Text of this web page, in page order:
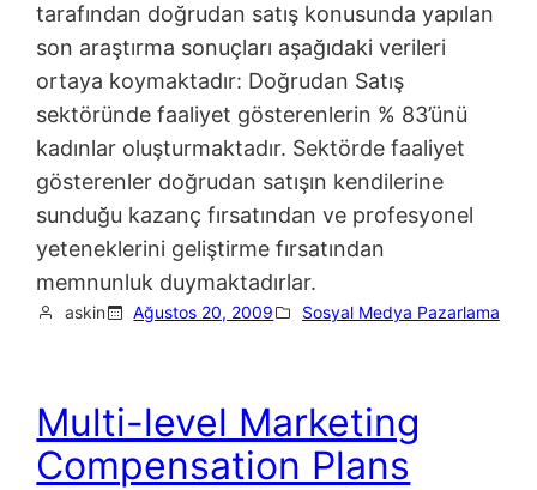
tarafından doğrudan satış konusunda yapılan
son araştırma sonuçları aşağıdaki verileri
ortaya koymaktadır: Doğrudan Satış
sektöründe faaliyet gösterenlerin % 83’ünü
kadınlar oluşturmaktadır. Sektörde faaliyet
gösterenler doğrudan satışın kendilerine
sunduğu kazanç fırsatından ve profesyonel
yeteneklerini geliştirme fırsatından
memnunluk duymaktadırlar.
askin Ağustos 20, 2009 Sosyal Medya Pazarlama
Multi-level Marketing
Compensation Plans